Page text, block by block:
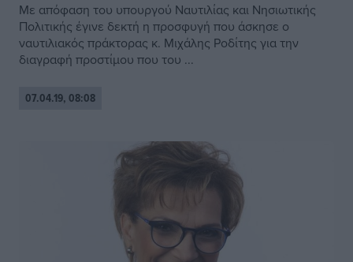
Με απόφαση του υπουργού Ναυτιλίας και Νησιωτικής
Πολιτικής έγινε δεκτή η προσφυγή που άσκησε ο
ναυτιλιακός πράκτορας κ. Μιχάλης Ροδίτης για την
διαγραφή προστίμου που του ...
07.04.19, 08:08